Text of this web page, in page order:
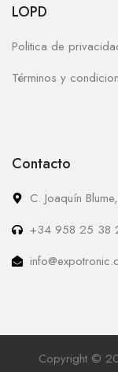
LOPD
Politica de
Términos y
Contacto
C. Joaquín
+34 958 25 38
Copyright ©